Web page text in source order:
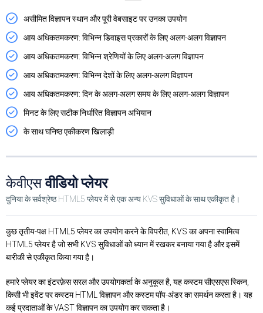
असीमित विज्ञापन स्थान और पूरी वेबसाइट पर उनका उपयोग
आय अधिकतमकरण: विभिन्न डिवाइस प्रकारों के लिए अलग-अलग विज्ञापन
आय अधिकतमकरण: विभिन्न श्रेणियों के लिए अलग-अलग विज्ञापन
आय अधिकतमकरण: विभिन्न देशों के लिए अलग-अलग विज्ञापन
आय अधिकतमकरण: दिन के अलग-अलग समय के लिए अलग-अलग विज्ञापन
मिनट के लिए सटीक निर्धारित विज्ञापन अभियान
के साथ घनिष्ठ एकीकरण खिलाड़ी
केवीएसवीडियो प्लेयर
दुनिया के सर्वश्रेष्ठ HTML5 प्लेयर में से एक अन्य KVS सुविधाओं के साथ एकीकृत है।
कुछ तृतीय-पक्ष HTML5 प्लेयर का उपयोग करने के विपरीत, KVS का अपना स्वामित्व
HTML5 प्लेयर है जो सभी KVS सुविधाओं को ध्यान में रखकर बनाया गया है और इसमें
बारीकी से एकीकृत किया गया है।
हमारे प्लेयर का इंटरफ़ेस सरल और उपयोगकर्ता के अनुकूल है, यह कस्टम सीएसएस स्किन,
किसी भी इवेंट पर कस्टम HTML विज्ञापन और कस्टम पॉप-अंडर का समर्थन करता है। यह
कई प्रदाताओं के VAST विज्ञापन का उपयोग कर सकता है।